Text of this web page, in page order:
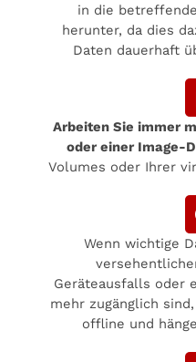
in die
herunter, da dies
Daten dauerhaft
Arbeiten Sie immer
oder einer Image-
Volumes oder Ihrer
Wenn wichtige
Geräteausfalls oder
mehr zugänglich
offline und